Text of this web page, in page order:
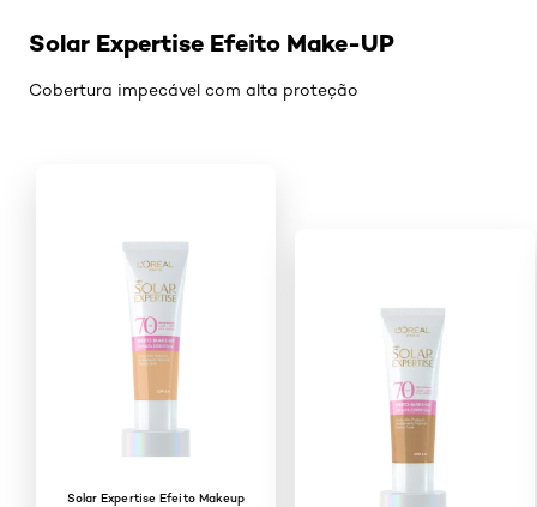
Solar Expertise Efeito Make-UP
Cobertura impecável com alta proteção
Solar Expertise Efeito Makeup